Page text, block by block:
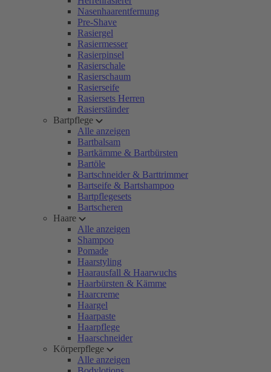
Nasenhaarentfernung
Pre-Shave
Rasiergel
Rasiermesser
Rasierpinsel
Rasierschale
Rasierschaum
Rasierseife
Rasiersets Herren
Rasierständer
Bartpflege
Alle anzeigen
Bartbalsam
Bartkämme & Bartbürsten
Bartöle
Bartschneider & Barttrimmer
Bartseife & Bartshampoo
Bartpflegesets
Bartscheren
Haare
Alle anzeigen
Shampoo
Pomade
Haarstyling
Haarausfall & Haarwuchs
Haarbürsten & Kämme
Haarcreme
Haargel
Haarpaste
Haarpflege
Haarschneider
Körperpflege
Alle anzeigen